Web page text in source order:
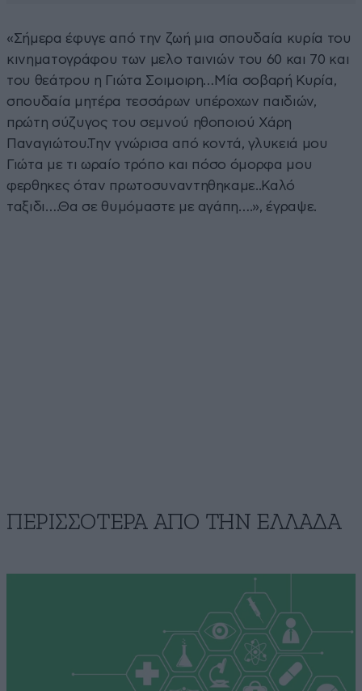
«Σήμερα έφυγε από την ζωή μια σπουδαία κυρία του
κινηματογράφου των μελο ταινιών του 60 και 70 και
του θεάτρου η Γιώτα Σοιμοιρη…Μία σοβαρή Κυρία,
σπουδαία μητέρα τεσσάρων υπέροχων παιδιών,
πρώτη σύζυγος του σεμνού ηθοποιού Χάρη
Παναγιώτου.Την γνώρισα από κοντά, γλυκειά μου
Γιώτα με τι ωραίο τρόπο και πόσο όμορφα μου
φερθηκες όταν πρωτοσυναντηθηκαμε..Καλό
ταξιδι….Θα σε θυμόμαστε με αγάπη….», έγραψε.
ΠΕΡΙΣΣΟΤΕΡΑ ΑΠΟ ΤΗΝ ΕΛΛΑΔΑ